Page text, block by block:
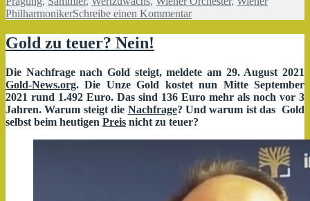
PhilharmonikerSchreibe einen Kommentarzu
in
Gold zu teuer? Nein!
Die Nachfrage nach Gold steigt, meldete am 29. August 2021
Gold-News.org. Die Unze Gold kostet nun Mitte September
2021 rund 1.492 Euro. Das sind 136 Euro mehr als noch vor 3
Jahren. Warum steigt die Nachfrage? Und warum ist das Gold
selbst beim heutigen Preis nicht zu teuer?